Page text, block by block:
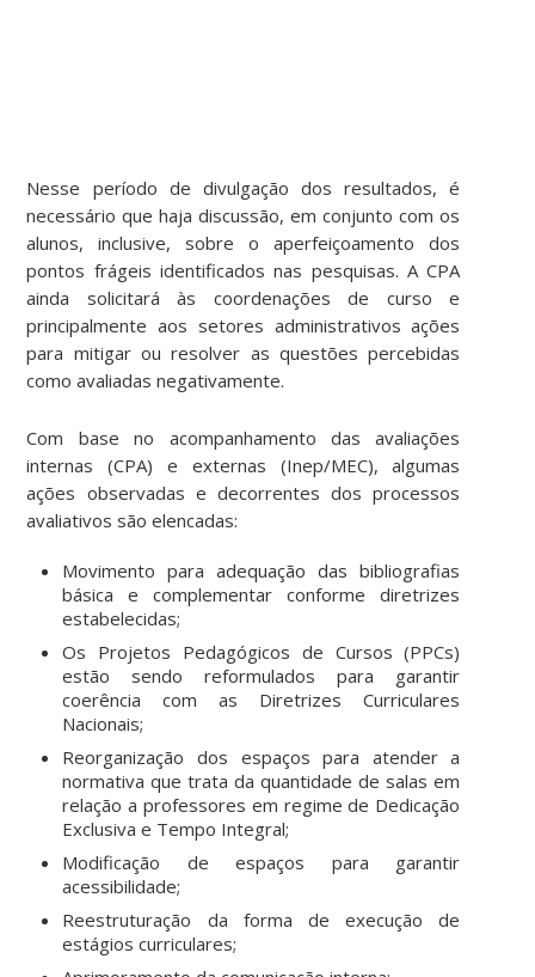
Nesse período de divulgação dos resultados, é
necessário que haja discussão, em conjunto com os
alunos, inclusive, sobre o aperfeiçoamento dos
pontos frágeis identificados nas pesquisas. A CPA
ainda solicitará às coordenações de curso e
principalmente aos setores administrativos ações
para mitigar ou resolver as questões percebidas
como avaliadas negativamente.
Com base no acompanhamento das avaliações
internas (CPA) e externas (Inep/MEC), algumas
ações observadas e decorrentes dos processos
avaliativos são elencadas:
Movimento para adequação das bibliografias
básica e complementar conforme diretrizes
estabelecidas;
Os Projetos Pedagógicos de Cursos (PPCs)
estão sendo reformulados para garantir
coerência com as Diretrizes Curriculares
Nacionais;
Reorganização dos espaços para atender a
normativa que trata da quantidade de salas em
relação a professores em regime de Dedicação
Exclusiva e Tempo Integral;
Modificação de espaços para garantir
acessibilidade;
Reestruturação da forma de execução de
estágios curriculares;